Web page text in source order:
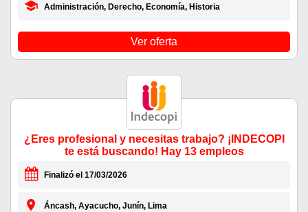
Administración, Derecho, Economía, Historia
Ver oferta
¿Eres profesional y necesitas trabajo? ¡INDECOPI
te está buscando! Hay 13 empleos
Finalizó el 17/03/2026
Áncash, Ayacucho, Junín, Lima